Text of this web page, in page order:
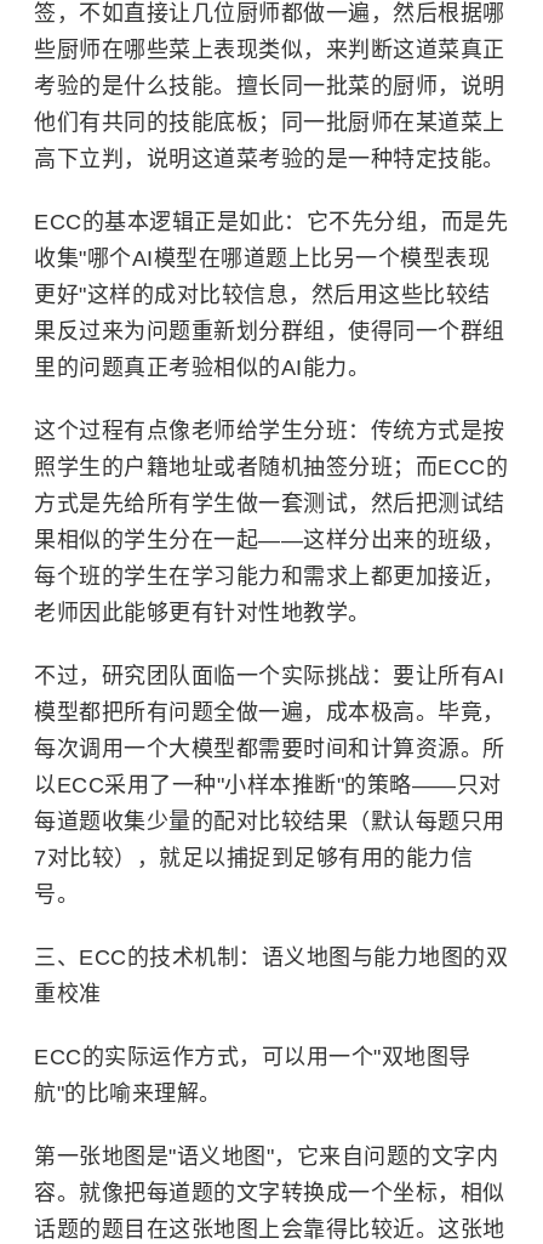
签，不如直接让几位厨师都做一遍，然后根据哪
些厨师在哪些菜上表现类似，来判断这道菜真正
考验的是什么技能。擅长同一批菜的厨师，说明
他们有共同的技能底板；同一批厨师在某道菜上
高下立判，说明这道菜考验的是一种特定技能。
ECC的基本逻辑正是如此：它不先分组，而是先
收集"哪个AI模型在哪道题上比另一个模型表现
更好"这样的成对比较信息，然后用这些比较结
果反过来为问题重新划分群组，使得同一个群组
里的问题真正考验相似的AI能力。
这个过程有点像老师给学生分班：传统方式是按
照学生的户籍地址或者随机抽签分班；而ECC的
方式是先给所有学生做一套测试，然后把测试结
果相似的学生分在一起——这样分出来的班级，
每个班的学生在学习能力和需求上都更加接近，
老师因此能够更有针对性地教学。
不过，研究团队面临一个实际挑战：要让所有AI
模型都把所有问题全做一遍，成本极高。毕竟，
每次调用一个大模型都需要时间和计算资源。所
以ECC采用了一种"小样本推断"的策略——只对
每道题收集少量的配对比较结果（默认每题只用
7对比较），就足以捕捉到足够有用的能力信
号。
三、ECC的技术机制：语义地图与能力地图的双
重校准
ECC的实际运作方式，可以用一个"双地图导
航"的比喻来理解。
第一张地图是"语义地图"，它来自问题的文字内
容。就像把每道题的文字转换成一个坐标，相似
话题的题目在这张地图上会靠得比较近。这张地